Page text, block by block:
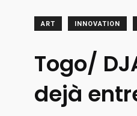
ART INNOVATION
Togo/
dejà